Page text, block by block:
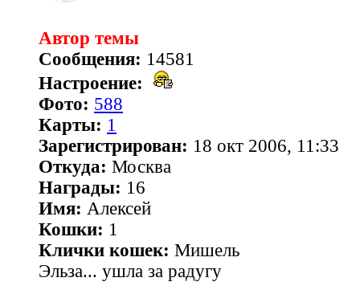
Автор темы
Сообщения: 14581
Настроение:
Фото: 588
Карты: 1
Зарегистрирован: 18 окт 2006, 11:33
Откуда: Москва
Награды: 16
Имя: Алексей
Кошки: 1
Клички кошек: Мишель
Эльза... ушла за радугу